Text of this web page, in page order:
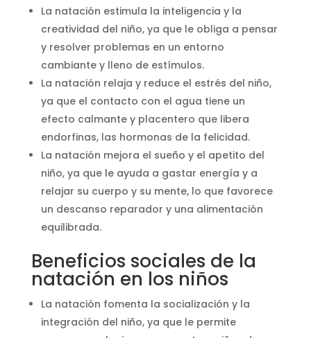
La natación estimula la inteligencia y la
creatividad del niño, ya que le obliga a pensar
y resolver problemas en un entorno
cambiante y lleno de estímulos.
La natación relaja y reduce el estrés del niño,
ya que el contacto con el agua tiene un
efecto calmante y placentero que libera
endorfinas, las hormonas de la felicidad.
La natación mejora el sueño y el apetito del
niño, ya que le ayuda a gastar energía y a
relajar su cuerpo y su mente, lo que favorece
un descanso reparador y una alimentación
equilibrada.
Beneficios sociales de la
natación en los niños
La natación fomenta la socialización y la
integración del niño, ya que le permite